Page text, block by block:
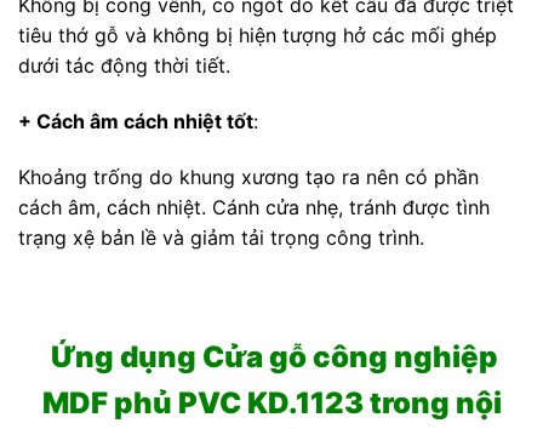
Không bị cong vênh, co ngót do kết cấu đã được triệt
tiêu thớ gỗ và không bị hiện tượng hở các mối ghép
dưới tác động thời tiết.
+ Cách âm cách nhiệt tốt:
Khoảng trống do khung xương tạo ra nên có phần
cách âm, cách nhiệt. Cánh cửa nhẹ, tránh được tình
trạng xệ bản lề và giảm tải trọng công trình.
Ứng dụng Cửa gỗ công nghiệp
MDF phủ PVC KD.1123 trong nội